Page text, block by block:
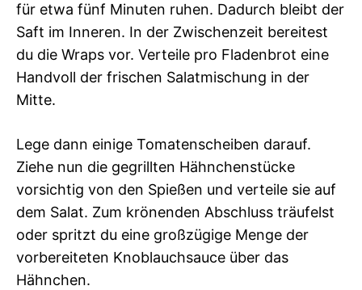
für etwa fünf Minuten ruhen. Dadurch bleibt der
Saft im Inneren. In der Zwischenzeit bereitest
du die Wraps vor. Verteile pro Fladenbrot eine
Handvoll der frischen Salatmischung in der
Mitte.
Lege dann einige Tomatenscheiben darauf.
Ziehe nun die gegrillten Hähnchenstücke
vorsichtig von den Spießen und verteile sie auf
dem Salat. Zum krönenden Abschluss träufelst
oder spritzt du eine großzügige Menge der
vorbereiteten Knoblauchsauce über das
Hähnchen.